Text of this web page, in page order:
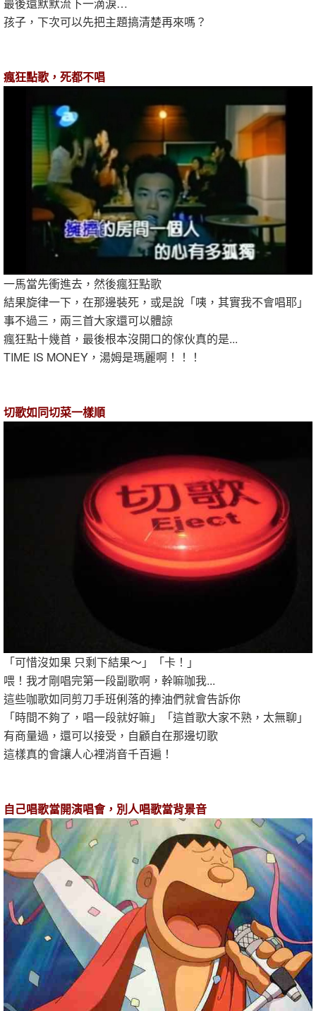
最後還默默流下一滴淚…
孩子，下次可以先把主題搞清楚再來嗎？
瘋狂點歌，死都不唱
一馬當先衝進去，然後瘋狂點歌
結果旋律一下，在那邊裝死，或是說「咦，其實我不會唱耶」
事不過三，兩三首大家還可以體諒
瘋狂點十幾首，最後根本沒開口的傢伙真的是...
TIME IS MONEY，湯姆是瑪麗啊！！！
切歌如同切菜一樣順
「可惜沒如果 只剩下結果～」「卡！」
喂！我才剛唱完第一段副歌啊，幹嘛咖我...
這些咖歌如同剪刀手班俐落的捧油們就會告訴你
「時間不夠了，唱一段就好嘛」「這首歌大家不熟，太無聊」
有商量過，還可以接受，自顧自在那邊切歌
這樣真的會讓人心裡消音千百遍！
自己唱歌當開演唱會，別人唱歌當背景音